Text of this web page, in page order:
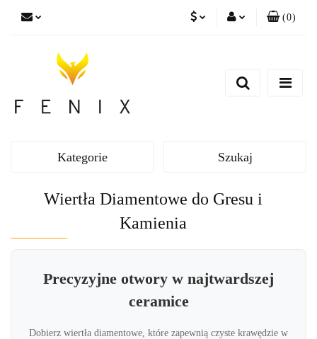
Zarejestruj się
(0)
Kategorie Szukaj
Wiertła Diamentowe do Gresu i
Kamienia
Precyzyjne otwory w najtwardszej
ceramice
Dobierz wiertła diamentowe, które zapewnią czyste krawędzie w